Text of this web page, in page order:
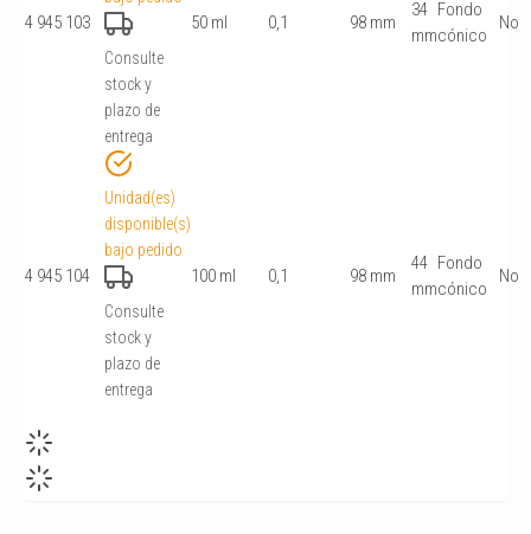
4 945 103
Consulte
stock y
plazo de
entrega
50 ml 0,1 98 mm
34
mm
Fondo
cónico
No
4 945 104
Unidad(es)
disponible(s)
bajo pedido
Consulte
stock y
plazo de
entrega
100 ml 0,1 98 mm
44
mm
Fondo
cónico
No